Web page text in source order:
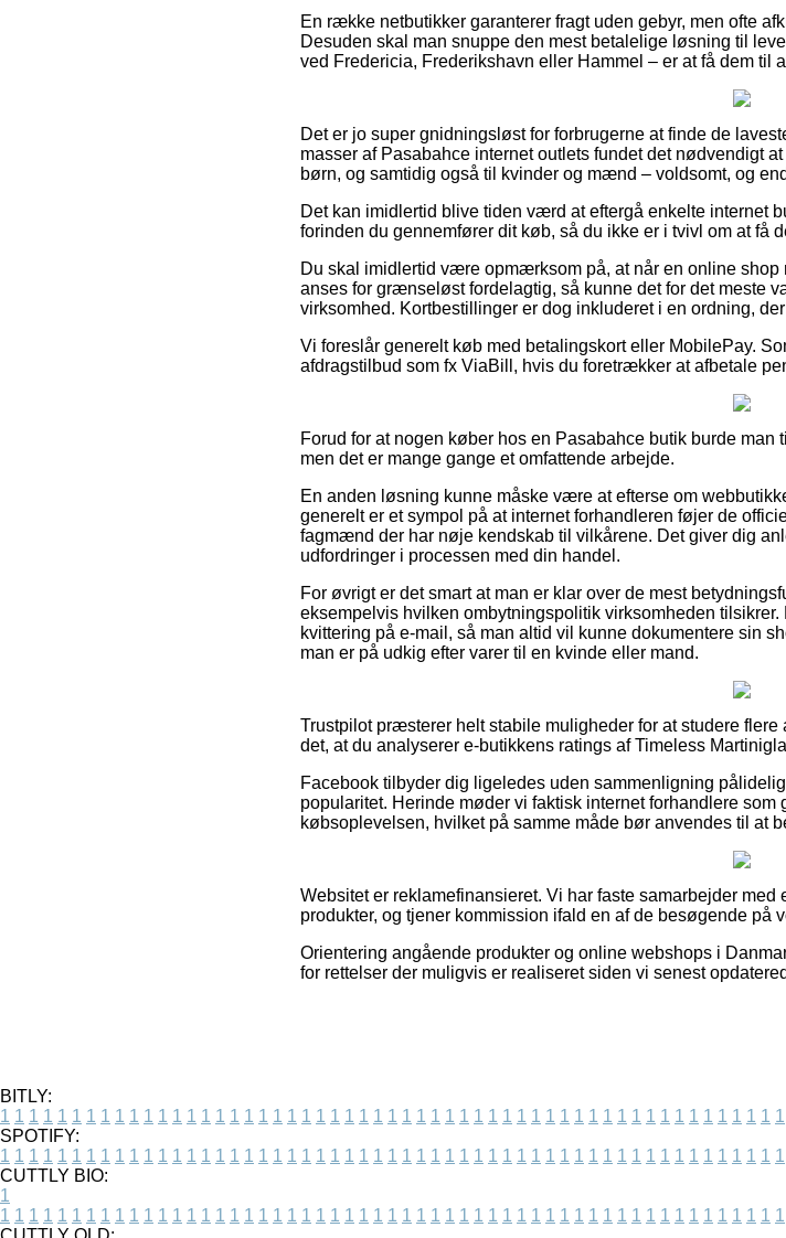
En række netbutikker garanterer fragt uden gebyr, men ofte
Desuden skal man snuppe den mest betalelige løsning til
ved Fredericia, Frederikshavn eller Hammel – er at få dem til
Det er jo super gnidningsløst for forbrugerne at finde de
masser af Pasabahce internet outlets fundet det nødvendigt
børn, og samtidig også til kvinder og mænd – voldsomt, og
Det kan imidlertid blive tiden værd at eftergå enkelte internet
forinden du gennemfører dit køb, så du ikke er i tvivl om at få
Du skal imidlertid være opmærksom på, at når en online
anses for grænseløst fordelagtig, så kunne det for det meste
virksomhed. Kortbestillinger er dog inkluderet i en ordning,
Vi foreslår generelt køb med betalingskort eller MobilePay.
afdragstilbud som fx ViaBill, hvis du foretrækker at afbetale
Forud for at nogen køber hos en Pasabahce butik burde
men det er mange gange et omfattende arbejde.
En anden løsning kunne måske være at efterse om
generelt er et sympol på at internet forhandleren føjer de
fagmænd der har nøje kendskab til vilkårene. Det giver dig
udfordringer i processen med din handel.
For øvrigt er det smart at man er klar over de mest
eksempelvis hvilken ombytningspolitik virksomheden
kvittering på e-mail, så man altid vil kunne dokumentere sin
man er på udkig efter varer til en kvinde eller mand.
Trustpilot præsterer helt stabile muligheder for at studere
det, at du analyserer e-butikkens ratings af Timeless
Facebook tilbyder dig ligeledes uden sammenligning
popularitet. Herinde møder vi faktisk internet forhandlere
købsoplevelsen, hvilket på samme måde bør anvendes til at
Websitet er reklamefinansieret. Vi har faste samarbejder
produkter, og tjener kommission ifald en af de besøgende på
Orientering angående produkter og online webshops i
for rettelser der muligvis er realiseret siden vi senest
BITLY:
1 1 1 1 1 1 1 1 1 1 1 1 1 1 1 1 1 1 1 1 1 1 1 1 1 1 1 1 1 1 1 1 1 1 1 1 1 1 1 1 1 1 1 1 1 1 1 1 1 1 1 1 1 1 1
SPOTIFY:
1 1 1 1 1 1 1 1 1 1 1 1 1 1 1 1 1 1 1 1 1 1 1 1 1 1 1 1 1 1 1 1 1 1 1 1 1 1 1 1 1 1 1 1 1 1 1 1 1 1 1 1 1 1 1
CUTTLY BIO:
1
1 1 1 1 1 1 1 1 1 1 1 1 1 1 1 1 1 1 1 1 1 1 1 1 1 1 1 1 1 1 1 1 1 1 1 1 1 1 1 1 1 1 1 1 1 1 1 1 1 1 1 1 1 1 1